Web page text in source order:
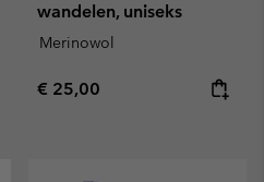
wandelen, uniseks
Merinowol
Regular price:
€ 25,00